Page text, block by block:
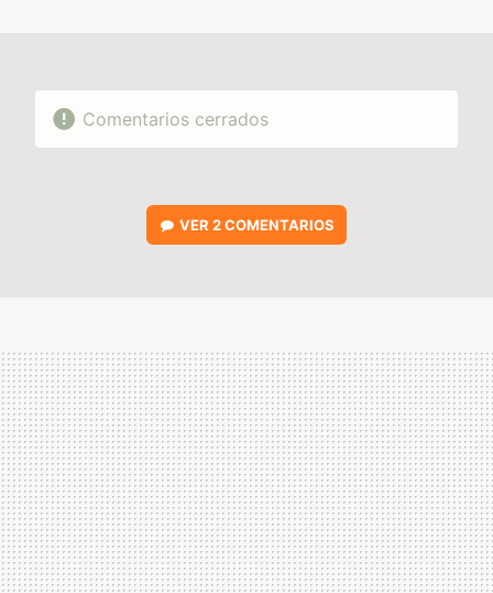
Comentarios cerrados
VER2 COMENTARIOS